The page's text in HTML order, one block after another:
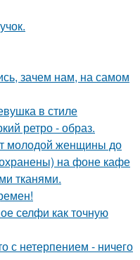
зачем нам, на самом
в стиле
ретро - образ.
молодой женщины до
на фоне кафе
тканями.
селфи как точную
с нетерпением - ничего